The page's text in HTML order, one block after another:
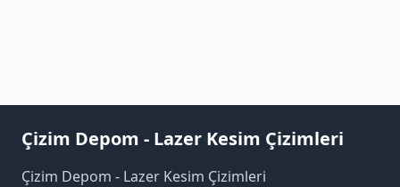
Çizim Depom - Lazer Kesim Çizimleri
Çizim Depom - Lazer Kesim Çizimleri